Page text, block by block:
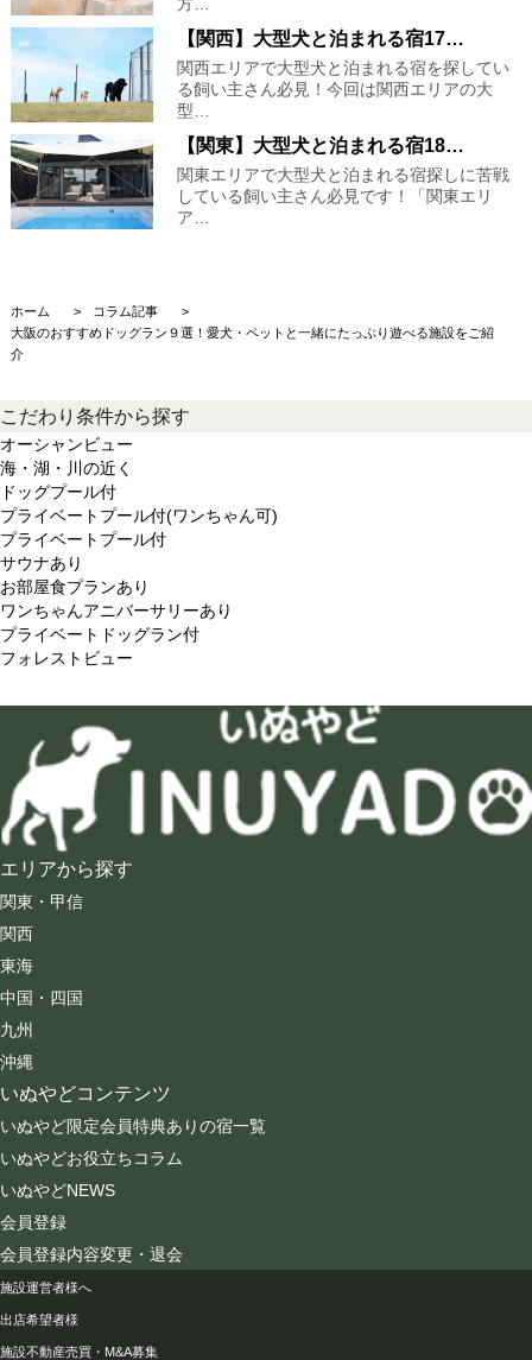
方…
【関西】大型犬と泊まれる宿17…
関西エリアで大型犬と泊まれる宿を探してい
る飼い主さん必見！今回は関西エリアの大
型…
【関東】大型犬と泊まれる宿18…
関東エリアで大型犬と泊まれる宿探しに苦戦
している飼い主さん必見です！「関東エリ
ア…
ホーム
コラム記事
大阪のおすすめドッグラン９選！愛犬・ペットと一緒にたっぷり遊べる施設をご紹
介
こだわり条件から探す
オーシャンビュー
海・湖・川の近く
ドッグプール付
プライベートプール付(ワンちゃん可)
プライベートプール付
サウナあり
お部屋食プランあり
ワンちゃんアニバーサリーあり
プライベートドッグラン付
フォレストビュー
エリアから探す
関東・甲信
関西
東海
中国・四国
九州
沖縄
いぬやどコンテンツ
いぬやど限定会員特典ありの宿一覧
いぬやどお役立ちコラム
いぬやどNEWS
会員登録
会員登録内容変更・退会
会社情報
施設運営者様へ
出店希望者様
施設不動産売買・M&A募集